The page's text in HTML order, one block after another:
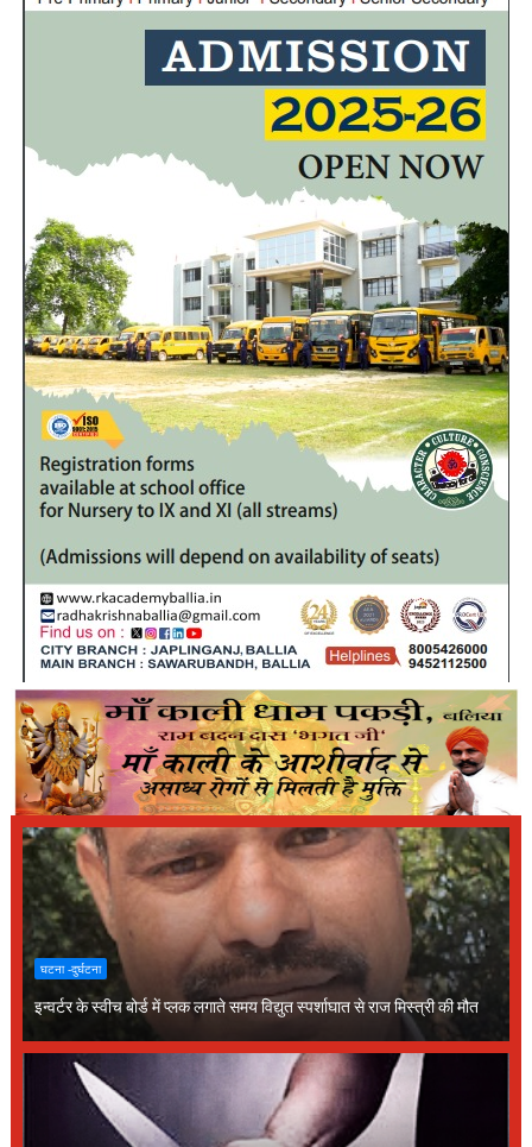
घटना -दुर्घटना
इन्वर्टर के स्वीच बोर्ड में प्लक लगाते समय विद्युत स्पर्शाघात से राज मिस्त्री की मौत